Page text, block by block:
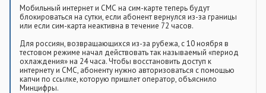
Мобильный интернет и СМС на сим-карте теперь будут
блокироваться на сутки, если абонент вернулся из-за границы
или если сим-карта неактивна в течение 72 часов.
Для россиян, возвращающихся из-за рубежа, с 10 ноября в
тестовом режиме начал действовать так называемый «период
охлаждения» на 24 часа. Чтобы восстановить доступ к
интернету и СМС, абоненту нужно авторизоваться с помощью
капчи по ссылке, которую пришлет оператор, объяснило
Минцифры.